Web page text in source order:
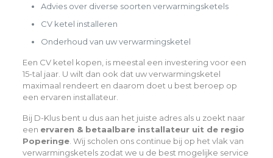
Advies over diverse soorten verwarmingsketels
CV ketel installeren
Onderhoud van uw verwarmingsketel
Een CV ketel kopen, is meestal een investering voor een
15-tal jaar. U wilt dan ook dat uw verwarmingsketel
maximaal rendeert en daarom doet u best beroep op
een ervaren installateur.
Bij D-Klus bent u dus aan het juiste adres als u zoekt naar
een ervaren & betaalbare installateur uit de regio
Poperinge. Wij scholen ons continue bij op het vlak van
verwarmingsketels zodat we u de best mogelijke service